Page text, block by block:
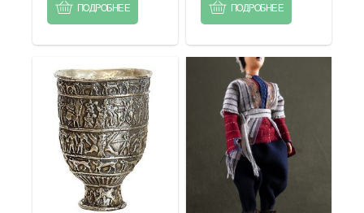
ПОДРОБНЕЕ ПОДРОБНЕЕ